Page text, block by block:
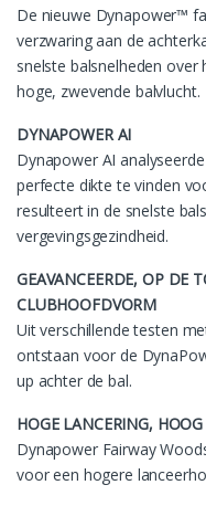
De nieuwe Dynapower™
verzwaring aan de
snelste balsnelheden over
hoge, zwevende balvlucht.
DYNAPOWER AI
Dynapower AI
perfecte dikte te vinden
resulteert in de snelste
vergevingsgezindheid.
GEAVANCEERDE, OP DE
CLUBHOOFDVORM
Uit verschillende testen
ontstaan voor de
up achter de bal.
HOGE LANCERING,
Dynapower Fairway
voor een hogere